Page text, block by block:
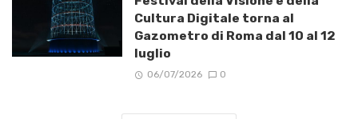
Cultura Digitale torna al
Gazometro di Roma dal 10 al 12
luglio
06/07/2026 0